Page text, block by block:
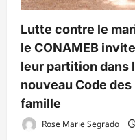
Lutte contre le
le CONAMEB
leur partition dans
nouveau Code
famille
Rose Marie Segrado